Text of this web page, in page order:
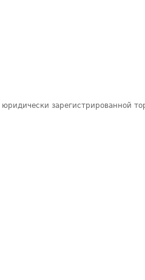
юридически зарегистрированной